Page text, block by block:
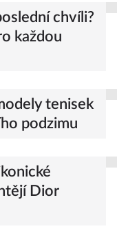
chvíli?
každou
tenisek
podzimu
Dior